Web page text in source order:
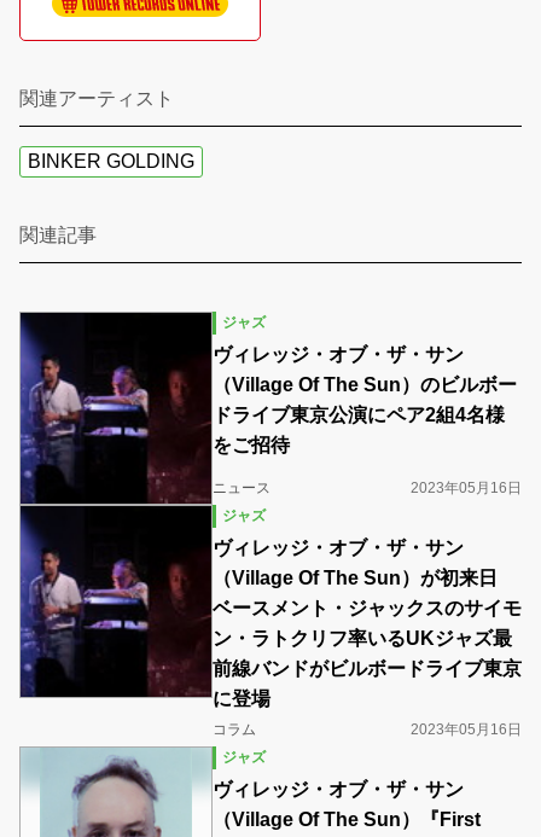
関連アーティスト
BINKER GOLDING
関連記事
ジャズ
ヴィレッジ・オブ・ザ・サン
（Village Of The Sun）のビルボー
ドライブ東京公演にペア2組4名様
をご招待
ニュース
2023年05月16日
ジャズ
ヴィレッジ・オブ・ザ・サン
（Village Of The Sun）が初来日
ベースメント・ジャックスのサイモ
ン・ラトクリフ率いるUKジャズ最
前線バンドがビルボードライブ東京
に登場
コラム
2023年05月16日
ジャズ
ヴィレッジ・オブ・ザ・サン
（Village Of The Sun）『First